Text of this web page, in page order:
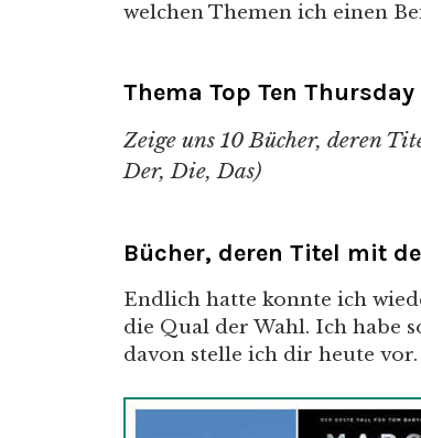
welchen Themen ich einen
Thema Top Ten
Zeige uns 10 Bücher, deren
Der, Die, Das)
Bücher, deren Titel mit
Endlich hatte konnte ich
die Qual der Wahl. Ich habe
davon stelle ich dir heute vor.